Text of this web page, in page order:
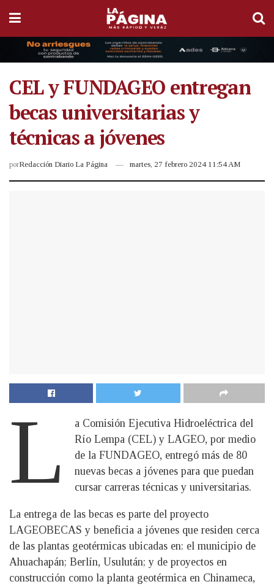
CEL y FUNDAGEO entregan
becas universitarias y
técnicas a jóvenes
porRedacción Diario La Página martes, 27 febrero 2024 11:54 AM
L
a Comisión Ejecutiva Hidroeléctrica del
Río Lempa (CEL) y LAGEO, por medio
de la FUNDAGEO, entregó más de 80
nuevas becas a jóvenes para que puedan
cursar carreras técnicas y universitarias.
La entrega de las becas es parte del proyecto
LAGEOBECAS y beneficia a jóvenes que residen cerca
de las plantas geotérmicas ubicadas en: el municipio de
Ahuachapán; Berlín, Usulután; y de proyectos en
construcción como la planta geotérmica en Chinameca,